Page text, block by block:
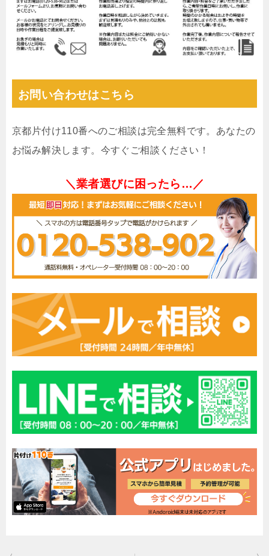
お問い合わせはこちら
京都片付け110番へのご相談は完全無料です。あなたの
お悩み解決します。今すぐご相談ください！
＼業者選びに困ったら…／